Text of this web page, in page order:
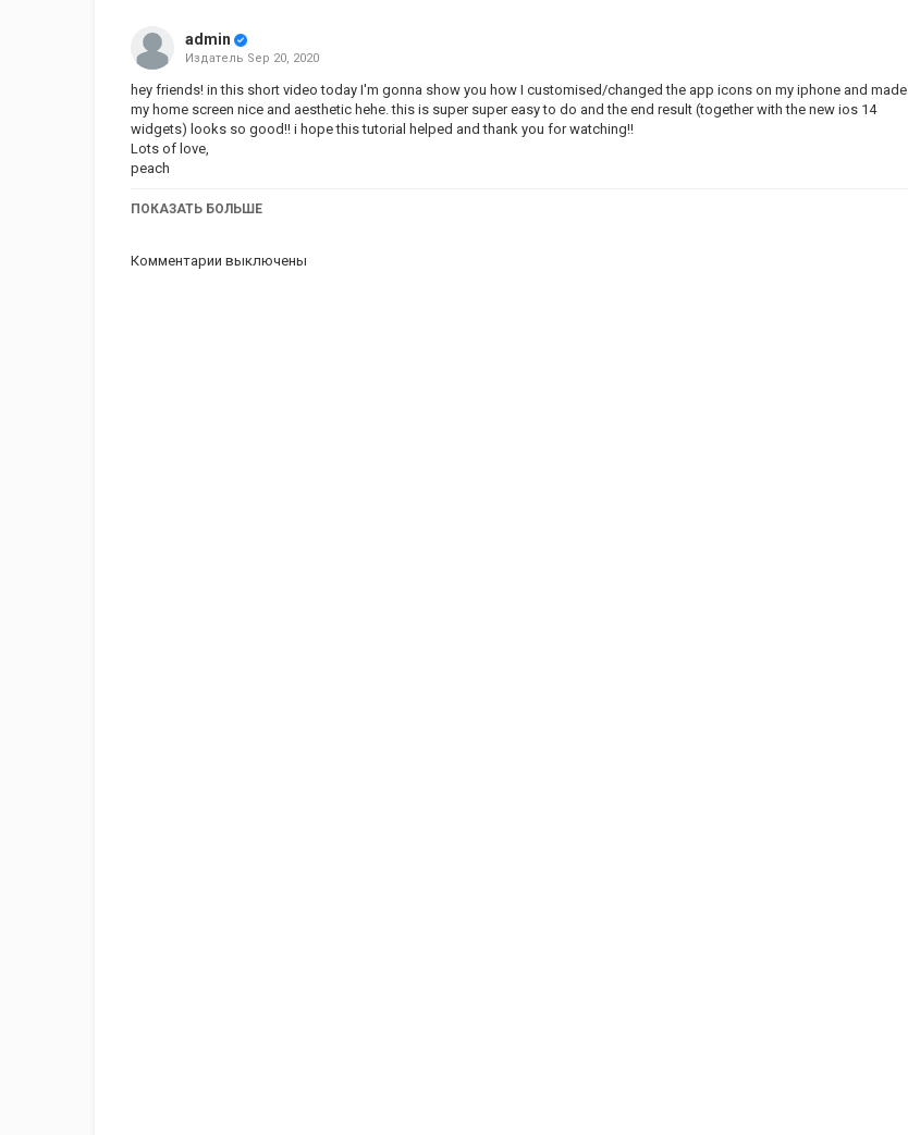
admin
Издатель Sep 20, 2020
hey friends! in this short video today I'm gonna show you how I customised/changed the app icons on my iphone and made
my home screen nice and aesthetic hehe. this is super super easy to do and the end result (together with the new ios 14
widgets) looks so good!! i hope this tutorial helped and thank you for watching!!
Lots of love,
peach
Категория iphone
ПОКАЗАТЬ БОЛЬШЕ
Комментарии выключены